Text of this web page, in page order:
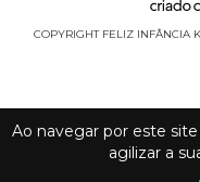
Ao navegar por este site
agilizar a
COPYRIGHT FELIZ INFÂNCIA